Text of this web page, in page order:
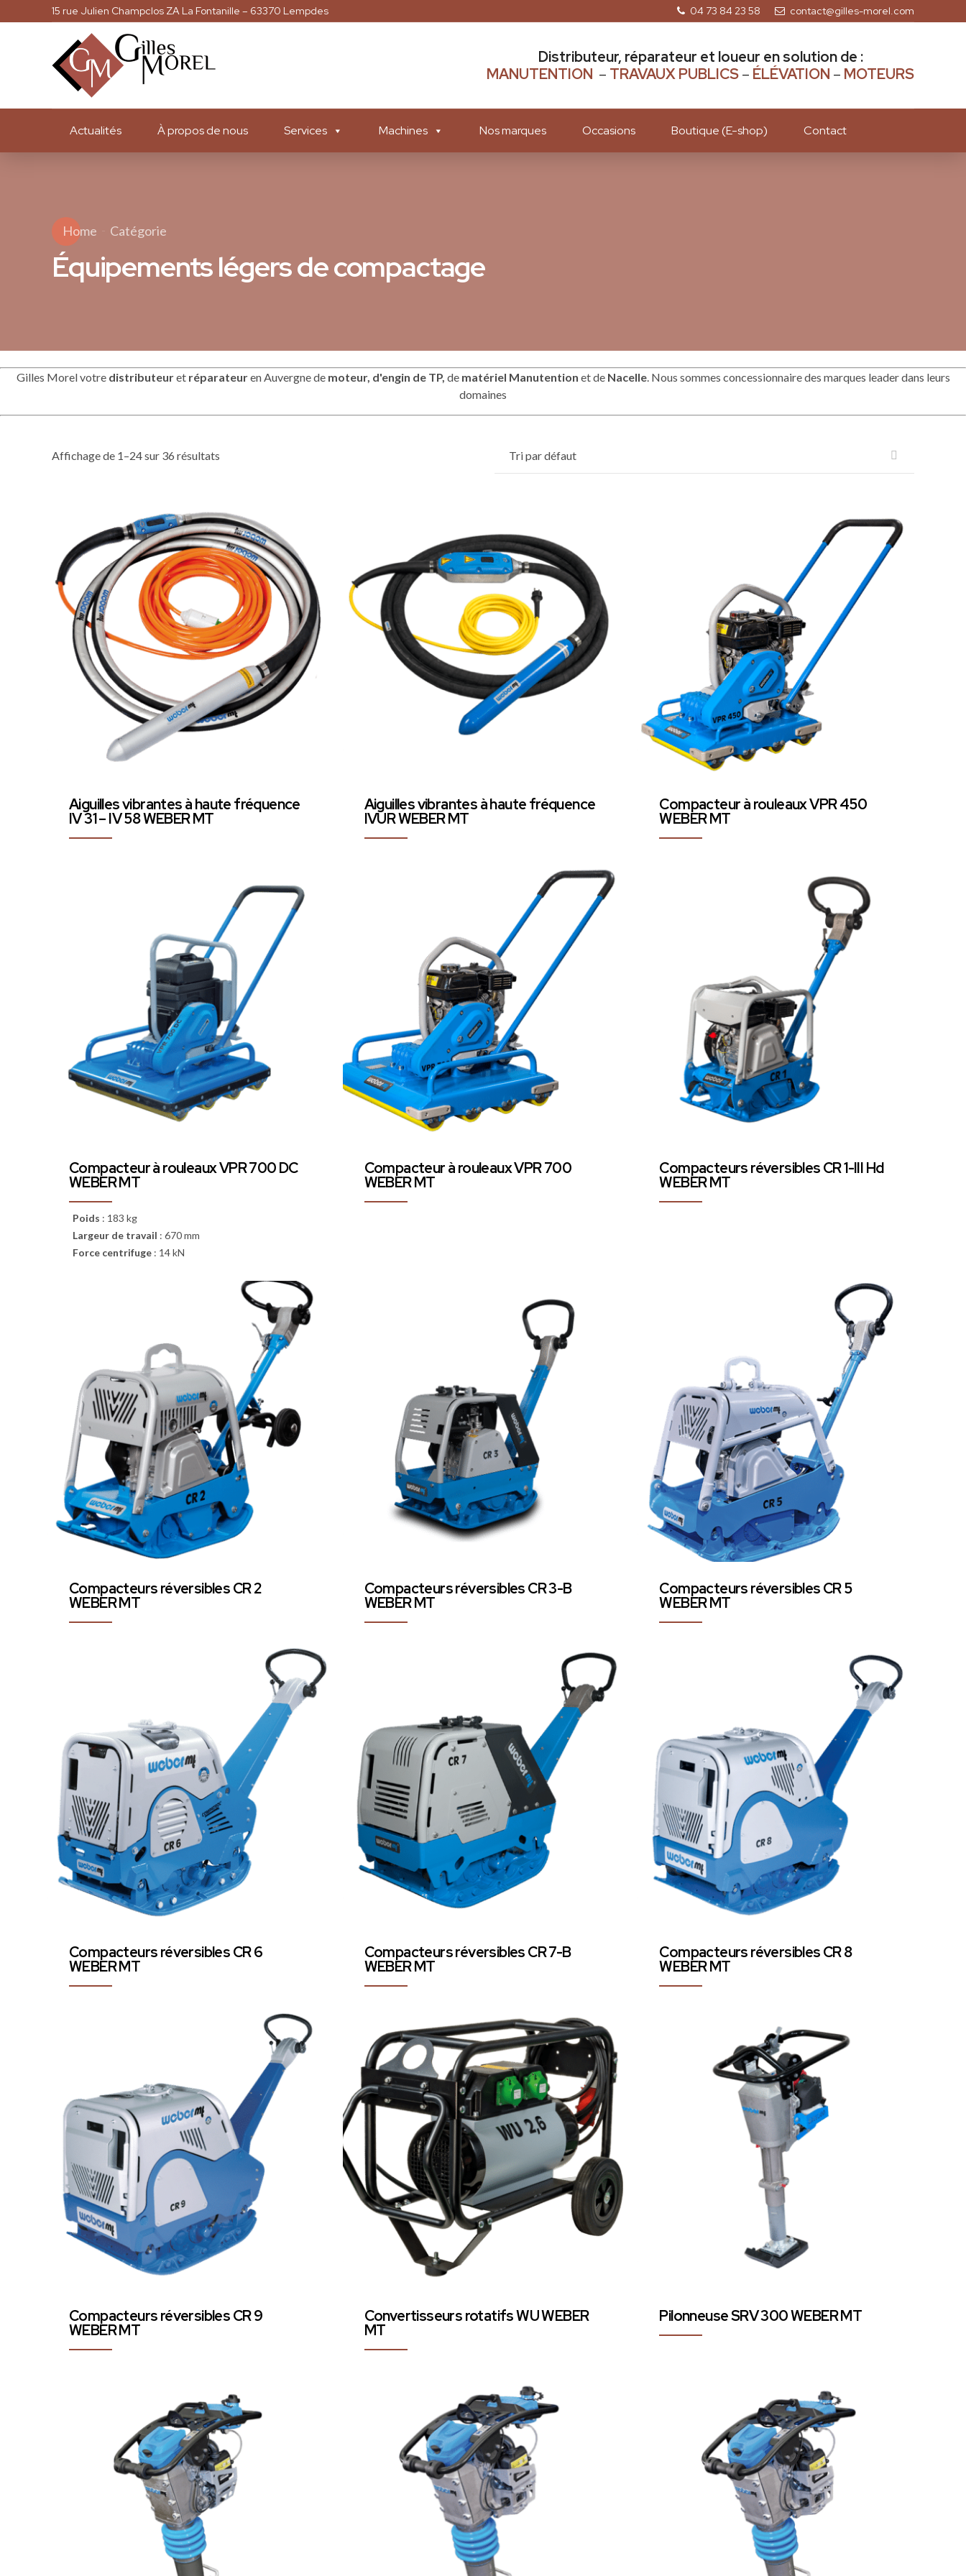
15 rue Julien Champclos ZA La Fontanille – 63370 Lempdes 04 73 84 23 58 contact@gilles-morel.com
Distributeur, réparateur et loueur en solution de :
MANUTENTION – TRAVAUX PUBLICS– ÉLÉVATION – MOTEURS
Actualités À propos de nous Services Machines Nos marques Occasions Boutique (E-shop) Contact
Home Catégorie
Équipements légers de compactage
Gilles Morel votre distributeuret réparateuren Auvergne de moteur, d'engin de TP, de matériel Manutention et deNacelle. Nous sommes concessionnaire des marques leader dans leurs
domaines
Affichage de 1–24 sur 36 résultats
Aiguilles vibrantes à haute fréquence
IV 31 – IV 58 WEBER MT
Aiguilles vibrantes à haute fréquence
IVUR WEBER MT
Compacteur à rouleaux VPR 450
WEBER MT
Compacteur à rouleaux VPR 700 DC
WEBER MT
Poids : 183 kg
Largeur de travail : 670 mm
Force centrifuge : 14 kN
Compacteur à rouleaux VPR 700
WEBER MT
Compacteurs réversibles CR 1-III Hd
WEBER MT
Compacteurs réversibles CR 2
WEBER MT
Compacteurs réversibles CR 3-B
WEBER MT
Compacteurs réversibles CR 5
WEBER MT
Compacteurs réversibles CR 6
WEBER MT
Compacteurs réversibles CR 7-B
WEBER MT
Compacteurs réversibles CR 8
WEBER MT
Compacteurs réversibles CR 9
WEBER MT
Convertisseurs rotatifs WU WEBER
MT
Pilonneuse SRV 300 WEBER MT